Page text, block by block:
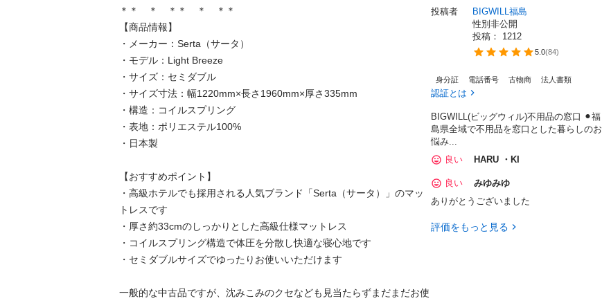
＊＊　＊　＊＊　＊　＊＊
【商品情報】
・メーカー：Serta（サータ）
・モデル：Light Breeze
・サイズ：セミダブル
・サイズ寸法：幅1220mm×長さ1960mm×厚さ335mm
・構造：コイルスプリング
・表地：ポリエステル100%
・日本製
【おすすめポイント】
・高級ホテルでも採用される人気ブランド「Serta（サータ）」のマッ
トレスです
・厚さ約33cmのしっかりとした高級仕様マットレス
・コイルスプリング構造で体圧を分散し快適な寝心地です
・セミダブルサイズでゆったりお使いいただけます
一般的な中古品ですが、沈みこみのクセなども見当たらずまだまだお使
投稿者
BIGWILL福島
性別非公開
投稿： 1212
5.0(84)
身分証 電話番号 古物商 法人書類
認証とは
BIGWILL(ビッグウィル)不用品の窓口 ⚫︎福
島県全域で不用品を窓口とした暮らしのお
悩み...
良い
HARU ・KI
良い
みゆみゆ
ありがとうございました
評価をもっと見る